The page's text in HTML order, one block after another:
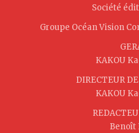
Société
Groupe Océan Vision
KAKOU
DIRECTEUR
KAKOU
Benoît